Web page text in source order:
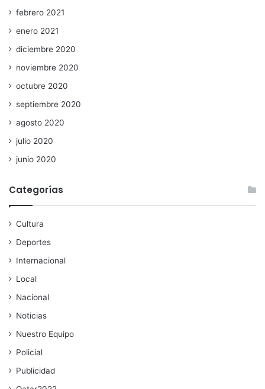
febrero 2021
enero 2021
diciembre 2020
noviembre 2020
octubre 2020
septiembre 2020
agosto 2020
julio 2020
junio 2020
Categorías
Cultura
Deportes
Internacional
Local
Nacional
Noticias
Nuestro Equipo
Policial
Publicidad